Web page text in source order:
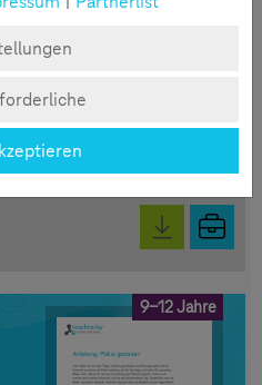
Sie weitere Infos zu
9-12 Jahre